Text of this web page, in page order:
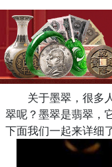
关于墨翠，很多
翠呢？墨翠是翡翠，
下面我们一起来详细